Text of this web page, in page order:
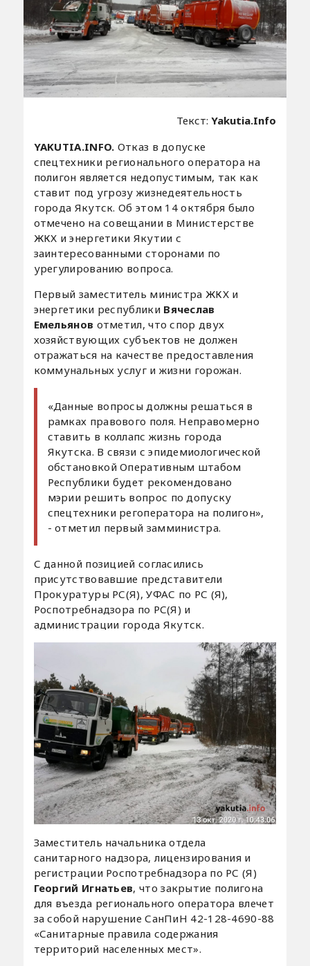
Текст:Yakutia.Info
YAKUTIA.INFO. Отказ в допуске
спецтехники регионального оператора на
полигон является недопустимым, так как
ставит под угрозу жизнедеятельность
города Якутск. Об этом 14 октября было
отмечено на совещании в Министерстве
ЖКХ и энергетики Якутии с
заинтересованными сторонами по
урегулированию вопроса.
Первый заместитель министра ЖКХ и
энергетики республики Вячеслав
Емельянов отметил, что спор двух
хозяйствующих субъектов не должен
отражаться на качестве предоставления
коммунальных услуг и жизни горожан.
«Данные вопросы должны решаться в
рамках правового поля. Неправомерно
ставить в коллапс жизнь города
Якутска. В связи с эпидемиологической
обстановкой Оперативным штабом
Республики будет рекомендовано
мэрии решить вопрос по допуску
спецтехники регоператора на полигон»,
- отметил первый замминистра.
С данной позицией согласились
присутствовавшие представители
Прокуратуры РС(Я), УФАС по РС (Я),
Роспотребнадзора по РС(Я) и
администрации города Якутск.
Заместитель начальника отдела
санитарного надзора, лицензирования и
регистрации Роспотребнадзора по РС (Я)
Георгий Игнатьев, что закрытие полигона
для въезда регионального оператора влечет
за собой нарушение СанПиН 42-128-4690-88
«Санитарные правила содержания
территорий населенных мест».